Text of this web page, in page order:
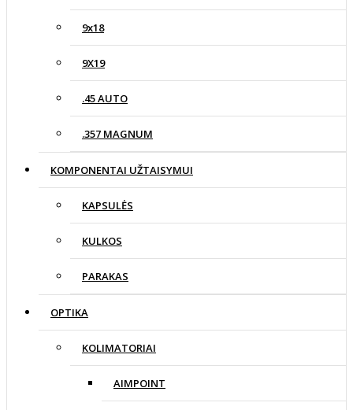
9x18
9X19
.45 AUTO
.357 MAGNUM
KOMPONENTAI UŽTAISYMUI
KAPSULĖS
KULKOS
PARAKAS
OPTIKA
KOLIMATORIAI
AIMPOINT